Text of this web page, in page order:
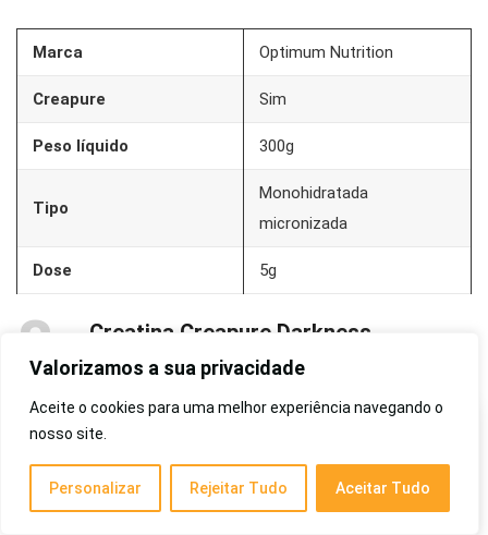
Valorizamos a sua privacidade
Aceite o cookies para uma melhor experiência navegando o
nosso site.
Personalizar Rejeitar Tudo Aceitar Tudo
Marca Optimum Nutrition
Creapure Sim
Peso líquido 300g
Tipo
Monohidratada
micronizada
Dose 5g
8 Creatina Creapure Darkness
Para volumes extensos de treinos semanais